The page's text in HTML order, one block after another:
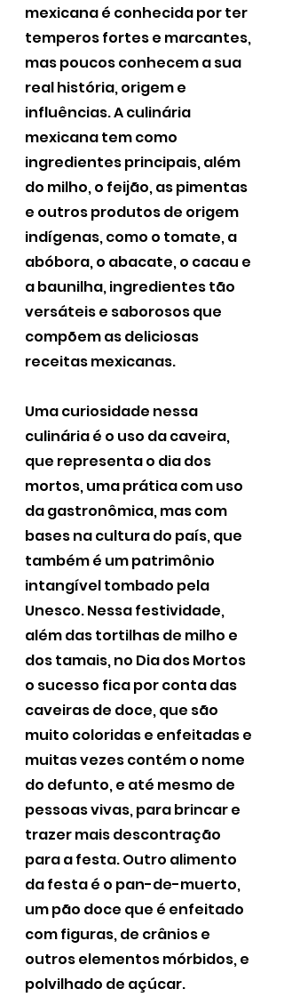
mexicana é conhecida por ter
temperos fortes e marcantes,
mas poucos conhecem a sua
real história, origem e
influências. A culinária
mexicana tem como
ingredientes principais, além
do milho, o feijão, as pimentas
e outros produtos de origem
indígenas, como o tomate, a
abóbora, o abacate, o cacau e
a baunilha, ingredientes tão
versáteis e saborosos que
compõem as deliciosas
receitas mexicanas.
Uma curiosidade nessa
culinária é o uso da caveira,
que representa o dia dos
mortos, uma prática com uso
da gastronômica, mas com
bases na cultura do país, que
também é um patrimônio
intangível tombado pela
Unesco. Nessa festividade,
além das tortilhas de milho e
dos tamais, no Dia dos Mortos
o sucesso fica por conta das
caveiras de doce, que são
muito coloridas e enfeitadas e
muitas vezes contém o nome
do defunto, e até mesmo de
pessoas vivas, para brincar e
trazer mais descontração
para a festa. Outro alimento
da festa é o pan-de-muerto,
um pão doce que é enfeitado
com figuras, de crânios e
outros elementos mórbidos, e
polvilhado de açúcar.